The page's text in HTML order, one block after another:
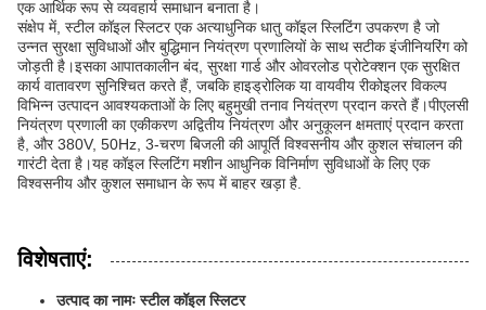
एक आर्थिक रूप से व्यवहार्य समाधान बनाता है।
संक्षेप में, स्टील कॉइल स्लिटर एक अत्याधुनिक धातु कॉइल स्लिटिंग उपकरण है जो
उन्नत सुरक्षा सुविधाओं और बुद्धिमान नियंत्रण प्रणालियों के साथ सटीक इंजीनियरिंग को
जोड़ती है।इसका आपातकालीन बंद, सुरक्षा गार्ड और ओवरलोड प्रोटेक्शन एक सुरक्षित
कार्य वातावरण सुनिश्चित करते हैं, जबकि हाइड्रोलिक या वायवीय रीकोइलर विकल्प
विभिन्न उत्पादन आवश्यकताओं के लिए बहुमुखी तनाव नियंत्रण प्रदान करते हैं।पीएलसी
नियंत्रण प्रणाली का एकीकरण अद्वितीय नियंत्रण और अनुकूलन क्षमताएं प्रदान करता
है, और 380V, 50Hz, 3-चरण बिजली की आपूर्ति विश्वसनीय और कुशल संचालन की
गारंटी देता है।यह कॉइल स्लिटिंग मशीन आधुनिक विनिर्माण सुविधाओं के लिए एक
विश्वसनीय और कुशल समाधान के रूप में बाहर खड़ा है.
विशेषताएं:
उत्पाद का नामः स्टील कॉइल स्लिटर